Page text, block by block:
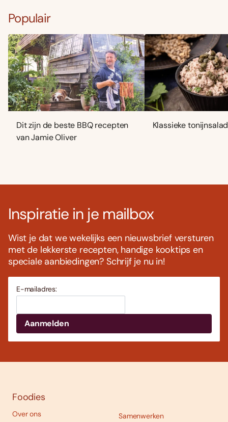
Populair
Dit zijn de beste BBQ recepten
van Jamie Oliver
Klassieke
Inspiratie in je mailbox
Wist je dat we wekelijks een nieuwsbrief versturen
met de lekkerste recepten, handige kooktips en
speciale aanbiedingen? Schrijf je nu in!
E-mailadres:
Foodies
Over ons
Samenwerken